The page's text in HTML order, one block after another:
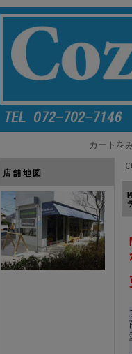
カートを
店舗地図